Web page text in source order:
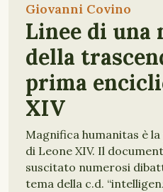
Giovanni Covino
Linee di una
della
prima
XIV
Magnifica humanitas è
di Leone XIV. Il
suscitato numerosi
tema della c.d.